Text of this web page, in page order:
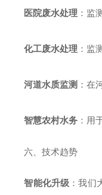
医院废水处理 ：监
化工废水处理 ：监
河道水质监测 ：在
智慧农村水务 ：用
六、技术趋势
智能化升级 ：我们